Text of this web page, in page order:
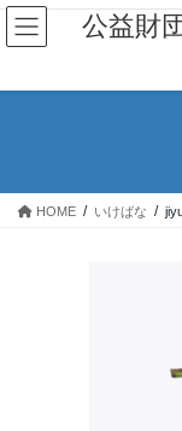
コ
ン
ン
ナ
ビ
ー
公益財
HOME いけばな